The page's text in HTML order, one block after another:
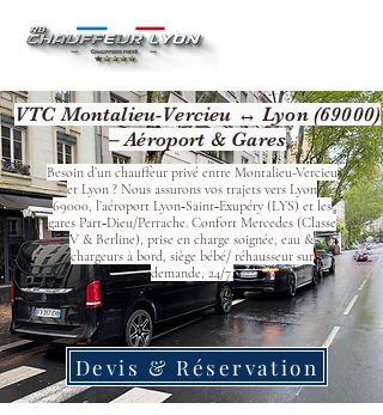
VTC Montalieu-Vercieu ↔ Lyon (69000)
– Aéroport & Gares
Besoin d’un chauffeur privé entre Montalieu-Vercieu
et Lyon ? Nous assurons vos trajets vers Lyon
69000, l’aéroport Lyon‑Saint‑Exupéry (LYS) et les
gares Part‑Dieu/Perrache. Confort Mercedes (Classe
V & Berline), prise en charge soignée, eau &
chargeurs à bord, siège bébé/ réhausseur sur
demande, 24/7.
Devis & Réservation